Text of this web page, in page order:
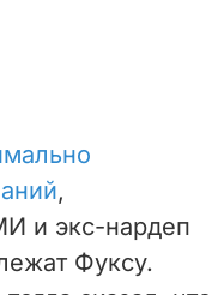
,
и экс-нардеп
Фуксу.